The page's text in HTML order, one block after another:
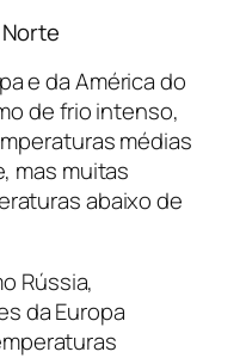
e da América do
de frio intenso,
médias
mas muitas
abaixo de
Rússia,
da Europa